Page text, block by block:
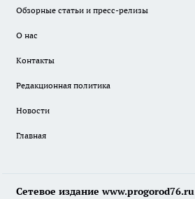
Обзорные статьи и пресс-релизы
О нас
Контакты
Редакционная политика
Новости
Главная
Сетевое издание www.progorod76.ru